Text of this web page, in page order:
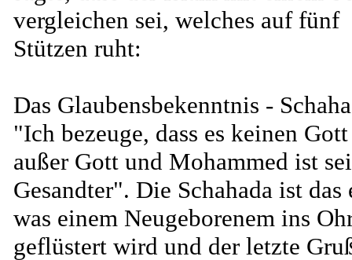
vergleichen sei, welches auf fünf
Stützen ruht:
Das Glaubensbekenntnis -
"Ich bezeuge, dass es keinen
außer Gott und Mohammed ist
Gesandter". Die Schahada ist das
was einem Neugeborenem ins
geflüstert wird und der letzte